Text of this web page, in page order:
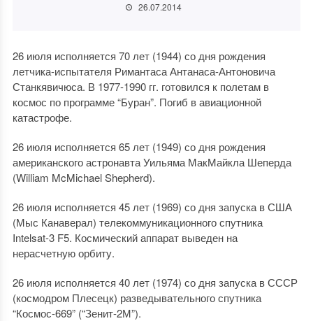
26.07.2014
26 июля исполняется 70 лет (1944) со дня рождения
летчика-испытателя Римантаса Антанаса-Антоновича
Станкявичюса. В 1977-1990 гг. готовился к полетам в
космос по программе “Буран”. Погиб в авиационной
катастрофе.
26 июля исполняется 65 лет (1949) со дня рождения
американского астронавта Уильяма МакМайкла Шеперда
(William McMichael Shepherd).
26 июля исполняется 45 лет (1969) со дня запуска в США
(Мыс Канаверал) телекоммуникационного спутника
Intelsat-3 F5. Космический аппарат выведен на
нерасчетную орбиту.
26 июля исполняется 40 лет (1974) со дня запуска в СССР
(космодром Плесецк) разведывательного спутника
“Космос-669” (“Зенит-2М”).